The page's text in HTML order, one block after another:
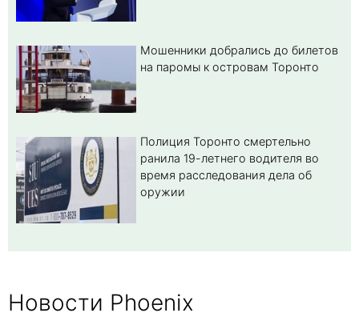
Мошенники добрались до билетов
на паромы к островам Торонто
Полиция Торонто смертельно
ранила 19-летнего водителя во
время расследования дела об
оружии
Новости Phoenix